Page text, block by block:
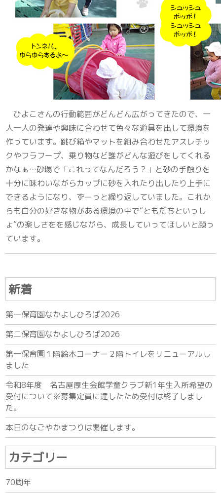
ひよこさんの行動範囲がどんどん広がってきたので、一
人一人の発達や興味に合わせて色々な遊具を出して環境を
作っています。跳び箱やマットを組み合わせたアスレチッ
クやフラフープ、乗り物など誰がどんな遊びをしてくれる
かなぁ…砂場で「これってなんだろう？」と砂の手触りを
十分に味わいながらカップに砂を入れたり出したり上手に
できるようになり、ずーっと繰り返していました。これか
らも自分の好きな物がある環境の中で“ともだちといっし
ょ”の楽しさをを感じながら、成長していってほしいと願っ
ています。
新着
第一保育園なかよしひろば2026
第二保育園なかよしひろば2026
第一保育園１階絵本コーナー２階トイレをリニューアルし
ました
令和8年度 名古屋厚生会館学童クラブ新1年生入所希望の
受付について※募集定員に達したため受付は終了しまし
た。
本日のなごやかまつりは開催します。
カテゴリー
70周年